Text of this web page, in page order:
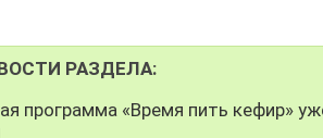
РАЗДЕЛА:
программа «Время пить кефир»